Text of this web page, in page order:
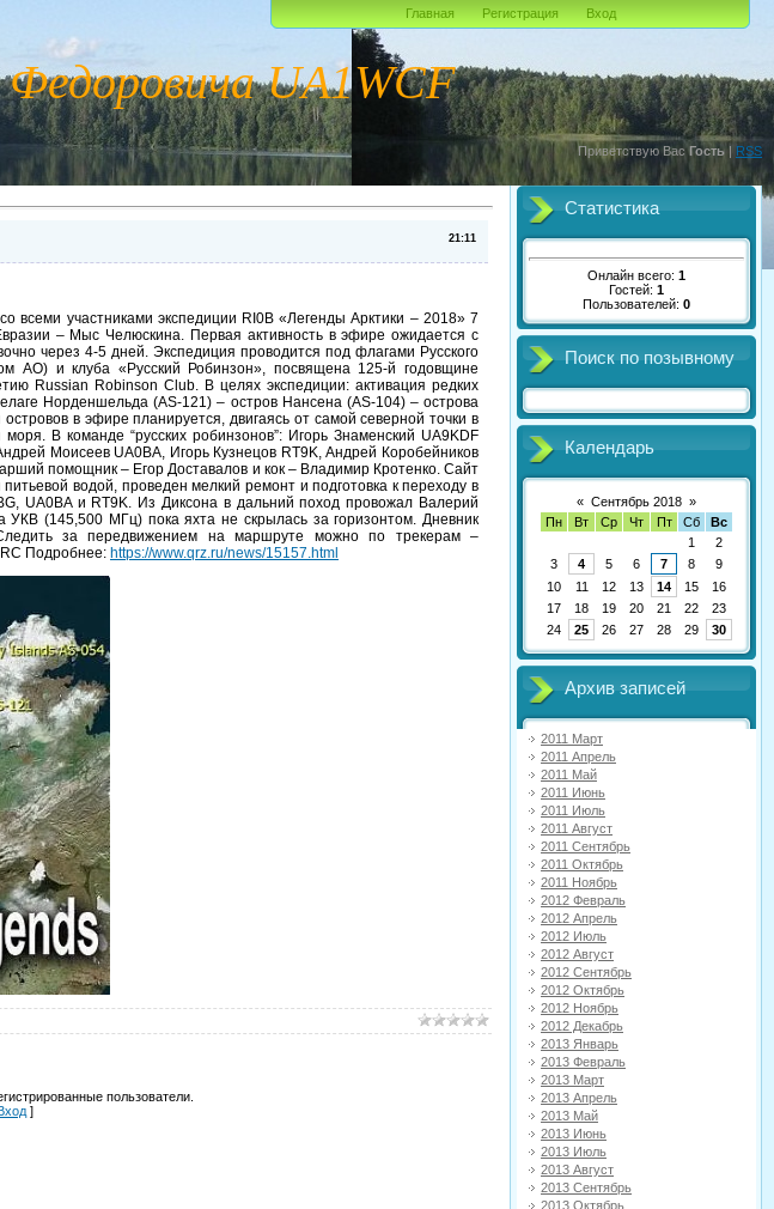
Приветствую Вас Гость | RSS
UA1WCF
Главная Регистрация Вход
21:11
всеми участниками экспедиции RI0B «Легенды Арктики – 2018» 7
– Мыс Челюскина. Первая активность в эфире ожидается с
через 4-5 дней. Экспедиция проводится под флагами Русского
АО) и клуба «Русский Робинзон», посвящена 125-й годовщине
Russian Robinson Club. В целях экспедиции: активация редких
Норденшельда (AS-121) – остров Нансена (AS-104) – острова
в эфире планируется, двигаясь от самой северной точки в
В команде “русских робинзонов”: Игорь Знаменский UA9KDF
Моисеев UA0BA, Игорь Кузнецов RT9K, Андрей Коробейников
помощник – Егор Доставалов и кок – Владимир Кротенко. Сайт
водой, проведен мелкий ремонт и подготовка к переходу в
UA0BA и RT9K. Из Диксона в дальний поход провожал Валерий
(145,500 МГц) пока яхта не скрылась за горизонтом. Дневник
за передвижением на маршруте можно по трекерам –
Подробнее: https://www.qrz.ru/news/15157.html
пользователи.
]
Статистика
Онлайн всего: 1
Гостей: 1
Пользователей: 0
Поиск по позывному
Календарь
« Сентябрь 2018 »
Пн
Вт Ср Чт Пт Сб
Вс
1
2
3
4 5 6 7 8
9
10
11 12 13 14 15
16
17
18 19 20 21 22
23
24
25 26 27 28 29 30
Архив записей
2011 Март
2011 Апрель
2011 Май
2011 Июнь
2011 Июль
2011 Август
2011 Сентябрь
2011 Октябрь
2011 Ноябрь
2012 Февраль
2012 Апрель
2012 Июль
2012 Август
2012 Сентябрь
2012 Октябрь
2012 Ноябрь
2012 Декабрь
2013 Январь
2013 Февраль
2013 Март
2013 Апрель
2013 Май
2013 Июнь
2013 Июль
2013 Август
2013 Сентябрь
2013 Октябрь